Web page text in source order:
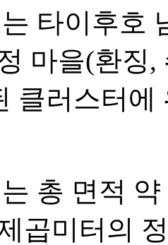
타이후호
마을(환징
클러스터에
총 면적
곱미터의